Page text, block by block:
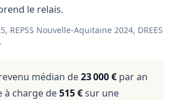
le relais.
REPSS Nouvelle-Aquitaine 2024, DREES
médian de23 000 € par an
à charge de515 €sur une